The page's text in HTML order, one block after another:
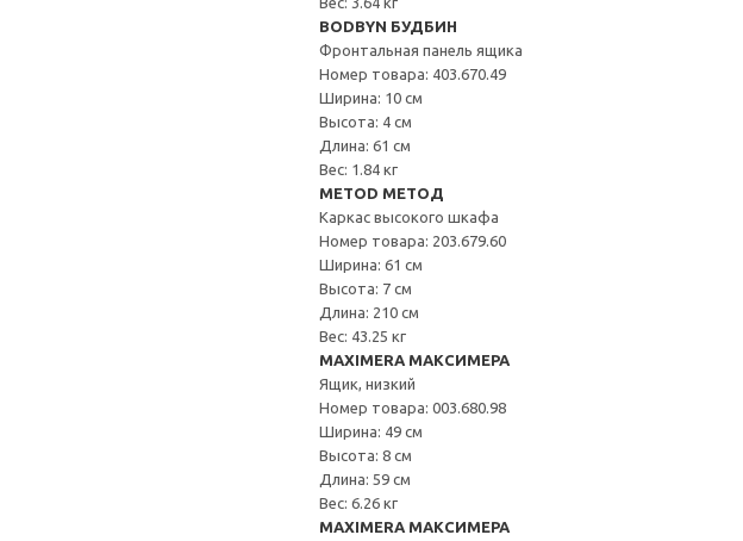
BODBYN БУДБИН
Фронтальная панель ящика
Номер товара: 403.670.49
Ширина: 10 см
Высота: 4 см
Длина: 61 см
Вес: 1.84 кг
METOD МЕТОД
Каркас высокого шкафа
Номер товара: 203.679.60
Ширина: 61 см
Высота: 7 см
Длина: 210 см
Вес: 43.25 кг
MAXIMERA МАКСИМЕРА
Ящик, низкий
Номер товара: 003.680.98
Ширина: 49 см
Высота: 8 см
Длина: 59 см
Вес: 6.26 кг
MAXIMERA МАКСИМЕРА